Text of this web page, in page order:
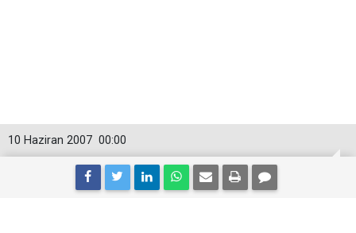
00:00
10 Haziran 2007